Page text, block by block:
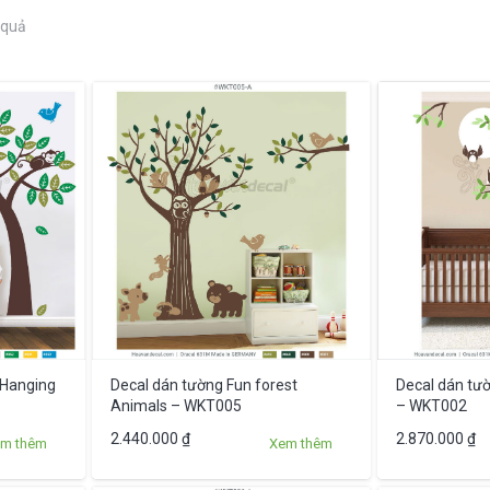
theo
mới
nhất
thêm
Sản
Decal dán tường Fun forest
Animals – WKT005
2.440.000 ₫ Xem thêm
Sản
Decal dán
– WKT002
2.870.000 ₫